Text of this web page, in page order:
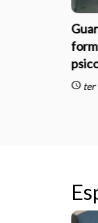
scheduleter